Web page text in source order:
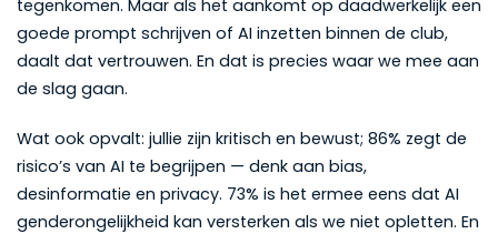
tegenkomen. Maar als het aankomt op daadwerkelijk een
goede prompt schrijven of AI inzetten binnen de club,
daalt dat vertrouwen. En dat is precies waar we mee aan
de slag gaan.
Wat ook opvalt: jullie zijn kritisch en bewust; 86% zegt de
risico’s van AI te begrijpen — denk aan bias,
desinformatie en privacy. 73% is het ermee eens dat AI
genderongelijkheid kan versterken als we niet opletten. En